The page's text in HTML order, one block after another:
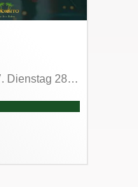
Dienstag 28…